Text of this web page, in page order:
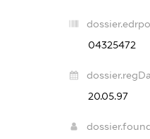
04325472
20.05.97